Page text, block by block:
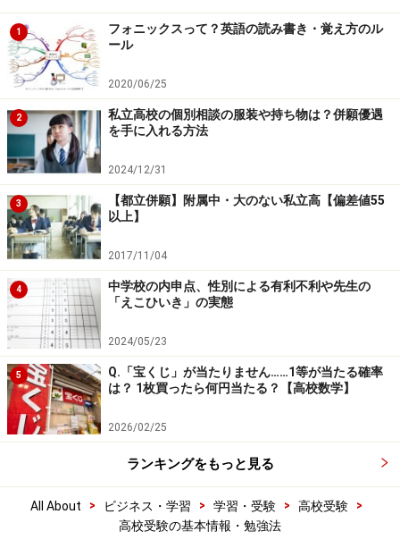
1
フォニックスって？英語の読み書き・覚え方のル
ール
2020/06/25
2
私立高校の個別相談の服装や持ち物は？併願優遇
を手に入れる方法
2024/12/31
3
【都立併願】附属中・大のない私立高【偏差値55
以上】
2017/11/04
4
中学校の内申点、性別による有利不利や先生の
「えこひいき」の実態
2024/05/23
5
Q.「宝くじ」が当たりません……1等が当たる確率
は？ 1枚買ったら何円当たる？【高校数学】
2026/02/25
ランキングをもっと見る
All About > ビジネス・学習 > 学習・受験 > 高校受験
>
高校受験の基本情報・勉強法